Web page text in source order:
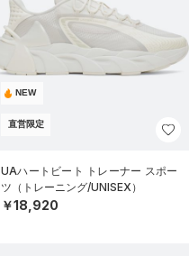
NEW
直営限定
UAハートビート トレーナー スポー
ツ（トレーニング/UNISEX）
￥18,920